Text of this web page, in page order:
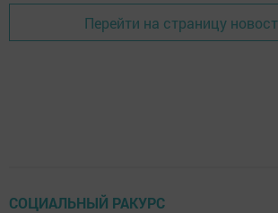
Перейти на страницу
СОЦИАЛЬНЫЙ РАКУРС